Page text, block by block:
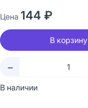
Цена 144 ₽
В корзину
–
В наличии